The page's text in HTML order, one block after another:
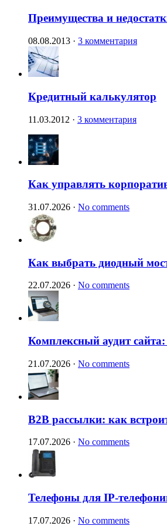
Преимущества и
08.08.2013 · 3 комментария
Кредитный калькулятор
11.03.2012 · 3 комментария
Как управлять
31.07.2026 · No comments
Как выбрать диодный
22.07.2026 · No comments
Комплексный аудит
21.07.2026 · No comments
B2B рассылки: как
17.07.2026 · No comments
Телефоны для IP-
17.07.2026 · No comments